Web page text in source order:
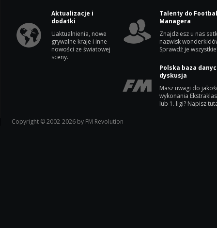
Aktualizacje i
dodatki
Uaktualnienia, nowe
grywalne kraje i inne
nowości ze światowej
sceny.
Talenty do
Managera
Znajdziesz u nas
nazwisk
Sprawdź je
Polska baza
dyskusja
Masz uwagi do
wykonania
lub 1. ligi? Napisz
Copyright © 2002-2026 by FM Revolution